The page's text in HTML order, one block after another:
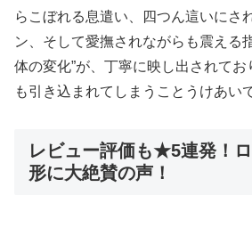
らこぼれる息遣い、四つん這いにさ
ン、そして愛撫されながらも震える
体の変化”が、丁寧に映し出されてお
も引き込まれてしまうことうけあい
レビュー評価も★5連発！
形に大絶賛の声！